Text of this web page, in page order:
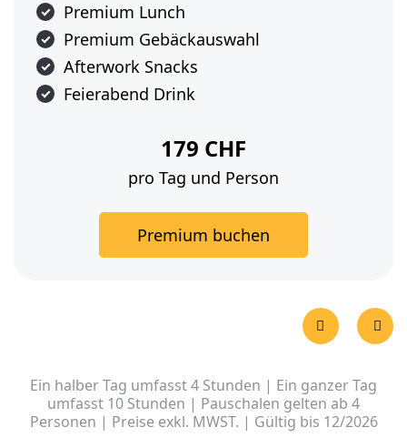
Premium Lunch
Premium Gebäckauswahl
Afterwork Snacks
Feierabend Drink
179 CHF
pro Tag und Person
Premium buchen
Ein halber Tag umfasst 4 Stunden | Ein ganzer Tag
umfasst 10 Stunden | Pauschalen gelten ab 4
Personen | Preise exkl. MWST. | Gültig bis 12/2026